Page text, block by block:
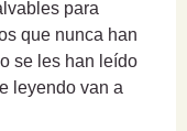
para
que nunca han
se les han leído
leyendo van a